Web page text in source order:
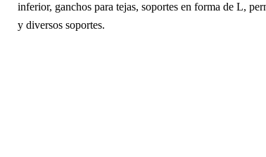
inferior, ganchos para tejas, soportes en forma de L,
y diversos soportes.